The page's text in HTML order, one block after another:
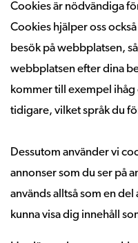
Cookies är nödvändiga
Cookies hjälper oss
besök på webbplatsen,
webbplatsen efter dina
kommer till exempel
tidigare, vilket språk du
Dessutom använder vi
annonser som du ser på
används alltså som en del
kunna visa dig innehåll